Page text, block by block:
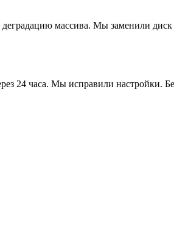
массива. Мы заменили
24 часа. Мы исправили настройки.